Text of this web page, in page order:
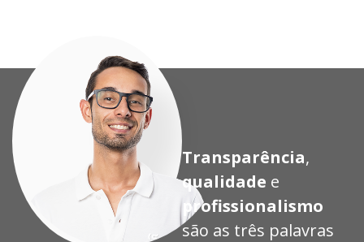
Transparência,
qualidade e
profissionalismo
são as três palavras